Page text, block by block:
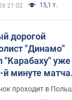
21:02 15,1 т.
дорогой
"Динамо"
"Карабаху" уже
й минуте матча.
проходит в